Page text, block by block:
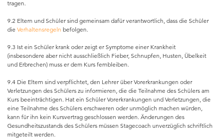
tragen.
9.2 Eltern und Schüler sind gemeinsam dafür verantwortlich, dass die Schüler
die Verhaltensregeln befolgen.
9.3 Ist ein Schüler krank oder zeigt er Symptome einer Krankheit
(insbesondere aber nicht ausschließlich Fieber, Schnupfen, Husten, Übelkeit
und Erbrechen) muss er dem Kurs fernbleiben.
9.4 Die Eltern sind verpflichtet, den Lehrer über Vorerkrankungen oder
Verletzungen des Schülers zu informieren, die die Teilnahme des Schülers am
Kurs beeinträchtigen. Hat ein Schüler Vorerkrankungen und Verletzungen, die
eine Teilnahme des Schülers erschweren oder unmöglich machen würden,
kann für ihn kein Kursvertrag geschlossen werden. Änderungen des
Gesundheitszustands des Schülers müssen Stagecoach unverzüglich schriftlich
mitgeteilt werden.